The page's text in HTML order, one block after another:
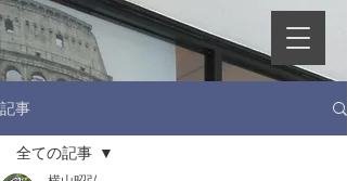
記事
全ての記事